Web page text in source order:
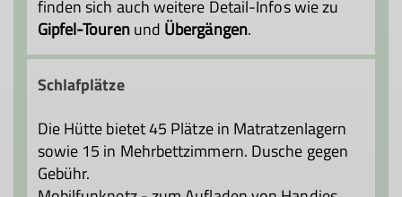
finden sich auch weitere Detail-Infos wie zu
Gipfel-Tourenund Übergängen.
Schlafplätze
Die Hütte bietet 45 Plätze in Matratzenlagern
sowie 15 in Mehrbettzimmern. Dusche gegen
Gebühr.